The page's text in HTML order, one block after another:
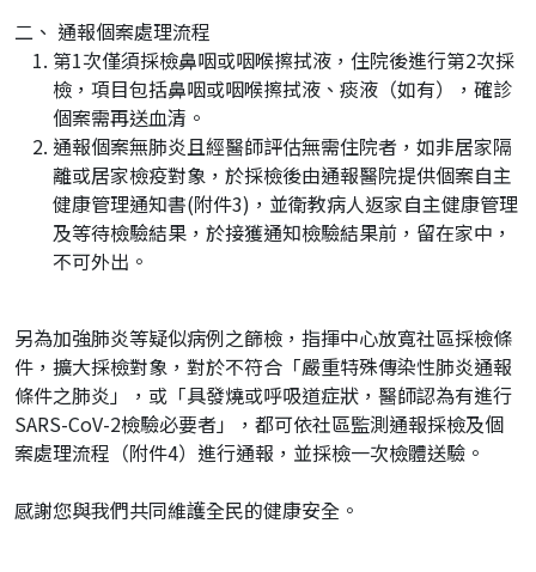
二、 通報個案處理流程
第1次僅須採檢鼻咽或咽喉擦拭液，住院後進行第2次採
檢，項目包括鼻咽或咽喉擦拭液、痰液（如有），確診
個案需再送血清。
通報個案無肺炎且經醫師評估無需住院者，如非居家隔
離或居家檢疫對象，於採檢後由通報醫院提供個案自主
健康管理通知書(附件3)，並衛教病人返家自主健康管理
及等待檢驗結果，於接獲通知檢驗結果前，留在家中，
不可外出。
另為加強肺炎等疑似病例之篩檢，指揮中心放寬社區採檢條
件，擴大採檢對象，對於不符合「嚴重特殊傳染性肺炎通報
條件之肺炎」，或「具發燒或呼吸道症狀，醫師認為有進行
SARS-CoV-2檢驗必要者」，都可依社區監測通報採檢及個
案處理流程（附件4）進行通報，並採檢一次檢體送驗。
感謝您與我們共同維護全民的健康安全。